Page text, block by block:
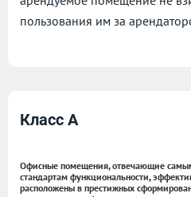
пользования им за
Класс A
Офисные помещения, отвечающие
стандартам функциональности,
расположены в престижных